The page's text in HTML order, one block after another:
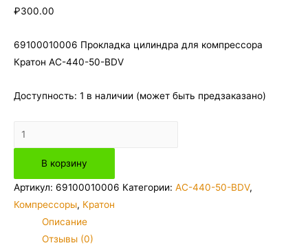
₽300.00
69100010006 Прокладка цилиндра для компрессора
Кратон AC-440-50-BDV
Доступность: 1 в наличии (может быть предзаказано)
Количество
товара
69100010006
Прокладка
В корзину
Артикул: 69100010006 Категории: AC-440-50-BDV,
Компрессоры, Кратон
Описание
Отзывы (0)